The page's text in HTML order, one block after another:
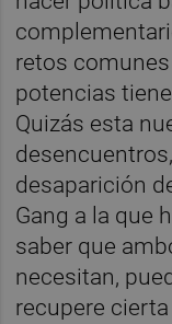
retos
potencias
Quizás esta
desaparición
Gang a la que
saber que
necesitan,
recupere